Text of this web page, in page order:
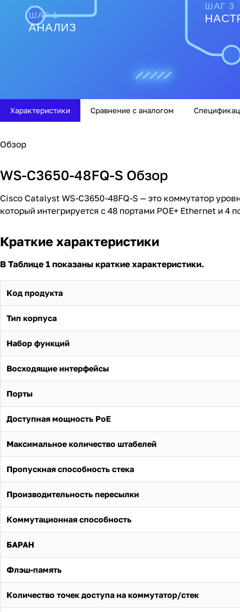
ШАГ 1
АНАЛИЗ
ШАГ 3
Характеристики Сравнение с аналогом
Обзор
WS-C3650-48FQ-S Обзор
Cisco Catalyst WS-C3650-48FQ-S — это коммутатор
который интегрируется с 48 портами POE+ Ethernet и 4
Краткие характеристики
В Таблице 1 показаны краткие характеристики.
Код продукта
Тип корпуса
Набор функций
Восходящие интерфейсы
Порты
Доступная мощность PoE
Максимальное количество штабелей
Пропускная способность стека
Производительность пересылки
Коммутационная способность
БАРАН
Флэш-память
Количество точек доступа на коммутатор/стек